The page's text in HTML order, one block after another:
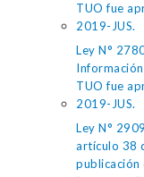
TUO fue
2019-JUS.
Ley N°
TUO fue
2019-JUS.
Ley N°
artículo 38
publicación